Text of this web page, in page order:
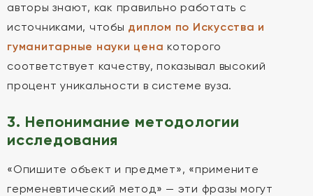
авторы знают, как правильно работать с
источниками, чтобы диплом по Искусства и
гуманитарные науки цена которого
соответствует качеству, показывал высокий
процент уникальности в системе вуза.
3. Непонимание методологии
исследования
«Опишите объект и предмет», «примените
герменевтический метод» — эти фразы могут